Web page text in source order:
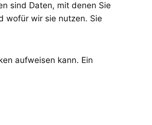
sind Daten, mit denen Sie
wofür wir sie nutzen. Sie
aufweisen kann. Ein